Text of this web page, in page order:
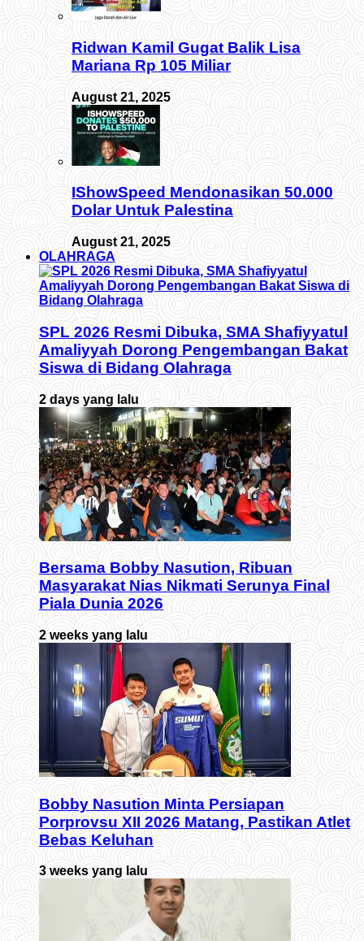
Ridwan Kamil Gugat Balik Lisa
Mariana Rp 105 Miliar
August 21, 2025
IShowSpeed Mendonasikan 50.000
Dolar Untuk Palestina
August 21, 2025
OLAHRAGA
SPL 2026 Resmi Dibuka, SMA Shafiyyatul
Amaliyyah Dorong Pengembangan Bakat
Siswa di Bidang Olahraga
2 days yang lalu
Bersama Bobby Nasution, Ribuan
Masyarakat Nias Nikmati Serunya Final
Piala Dunia 2026
2 weeks yang lalu
Bobby Nasution Minta Persiapan
Porprovsu XII 2026 Matang, Pastikan Atlet
Bebas Keluhan
3 weeks yang lalu